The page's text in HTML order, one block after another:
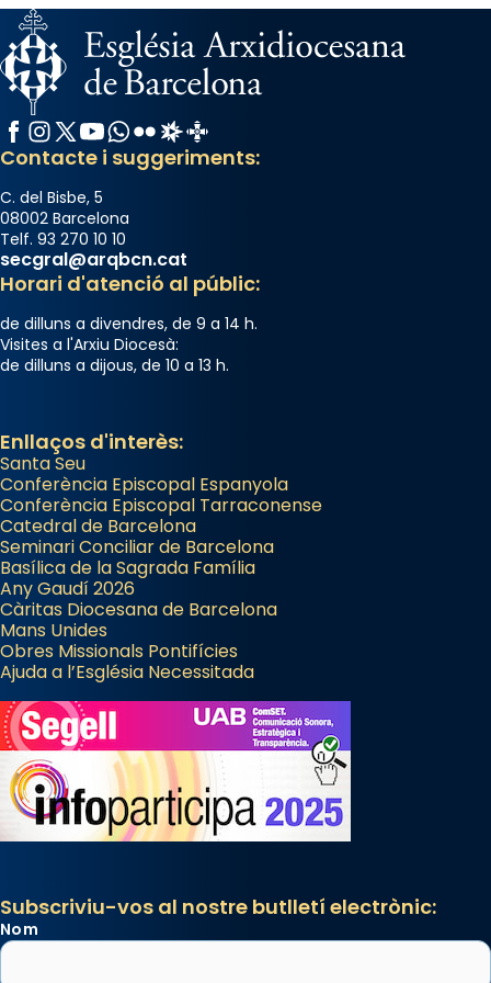
Arquebisbat de Barcelona
2 weeks ago
Memòria de les santes Juliana i
Semproniana, verges i màrtirs.
Acompanyant la història de sant Cugat, a
partir de l’Edat Mitjana sorgeix la tradició
que les santes Juliana (“relatiu a Júlia”) i
Semproniana (“relatiu a Semprònia =
eterna”) són deixebles seves. I l’any 1667, el
frare Joan Gaspar Roig, afirma en una obra
que les santes són filles de l’antiga Iluro.
Mataró en reivindicarà les relíquies fins que
a la “Missa de les Santes” (“Missa de
Glòria”) fou composta el 1848 per Mn.
Manuel Blanch, amb aire d’òpera
italianitzant; s’interpreta per privilegi
pontifici, amb orquestra i cor, i té una
duració aproximada de tres hores. Després,
processó (recuperada el 1972) al voltant
del temple amb les relíquies de les santes.
Des de 1985 hi participa també un grup de
diablesses amb música i ball propis. Festa
gran a Mataró.
«Si vols saber què és calor, ves per les
Santes a Mataró»🥵.
Photo
View on Facebook · Share
Facebook
Instagram
X / Twitter
YouTube
WhatsApp
FlickrRadio Estel
Catalunya Cristiana
Contacte i suggeriments:
C. del Bisbe, 5
08002 Barcelona
Telf. 93 270 10 10
secgral@arqbcn.cat
Horari d'atenció al públic:
de dilluns a divendres, de 9 a 14 h.
Visites a l'Arxiu Diocesà:
de dilluns a dijous, de 10 a 13 h.
Enllaços d'interès:
Santa Seu
Conferència Episcopal Espanyola
Conferència Episcopal Tarraconense
Catedral de Barcelona
Seminari Conciliar de Barcelona
Basílica de la Sagrada Família
Any Gaudí 2026
Càritas Diocesana de Barcelona
Mans Unides
Obres Missionals Pontifícies
Ajuda a l’Església Necessitada
Subscriviu-vos al nostre butlletí electrònic:
Nom